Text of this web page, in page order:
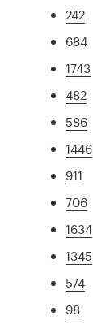
242
684
1743
482
586
1446
911
706
1634
1345
574
98